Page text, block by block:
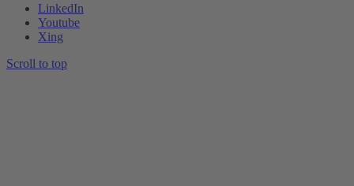
LinkedIn
Youtube
Xing
Scroll to top